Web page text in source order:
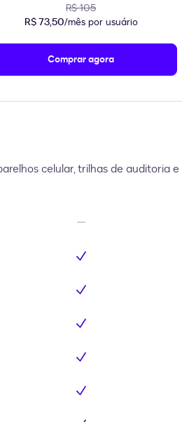
R$ 105
R$ 73,50/mês por usuário
Comprar agora
celular, trilhas de auditoria
Inclui
Inclui
Inclui
Inclui
Inclui